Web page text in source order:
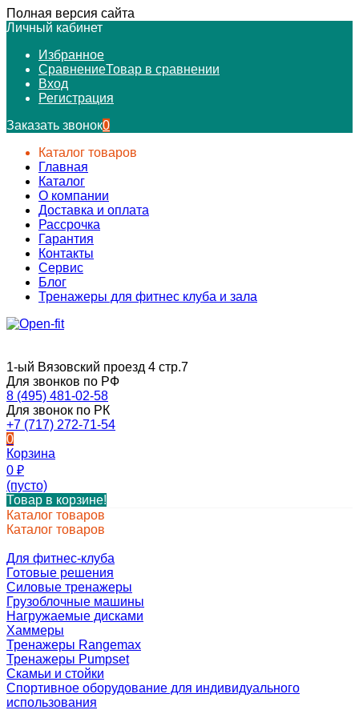
Полная версия сайта
Личный кабинет
Избранное
СравнениеТовар в сравнении
Вход
Регистрация
Заказать звонок0
Каталог товаров
Главная
Каталог
О компании
Доставка и оплата
Рассрочка
Гарантия
Контакты
Сервис
Блог
Тренажеры для фитнес клуба и зала
1-ый Вязовский проезд 4 стр.7
Для звонков по РФ
8 (495) 481-02-58
Для звонок по РК
+7 (717) 272-71-54
0
Корзина
0 ₽
(пусто)
Товар в корзине!
Каталог товаров
Каталог товаров
Для фитнес-клуба
Готовые решения
Силовые тренажеры
Грузоблочные машины
Нагружаемые дисками
Хаммеры
Тренажеры Rangemax
Тренажеры Pumpset
Скамьи и стойки
Спортивное оборудование для индивидуального
использования